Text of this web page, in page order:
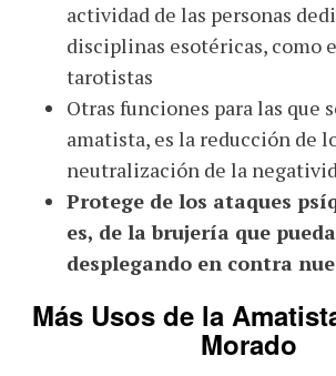
actividad de las personas
disciplinas esotéricas, como
tarotistas
Otras funciones para las que
amatista, es la reducción de
neutralización de la
Protege de los ataques
es, de la brujería que
desplegando en contra
Más Usos de la
Morado